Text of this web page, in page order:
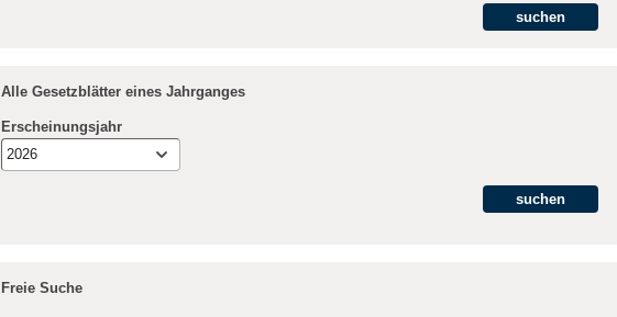
Alle Gesetzblätter eines Jahrganges
Erscheinungsjahr
2026
Freie Suche